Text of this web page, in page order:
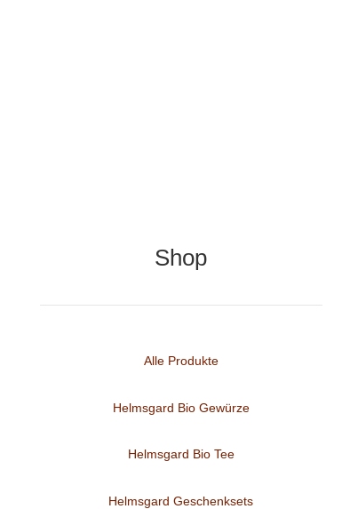
Shop
Alle Produkte
Helmsgard Bio Gewürze
Helmsgard Bio Tee
Helmsgard Geschenksets